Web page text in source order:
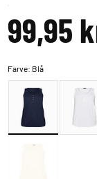
99,95
Farve: Blå